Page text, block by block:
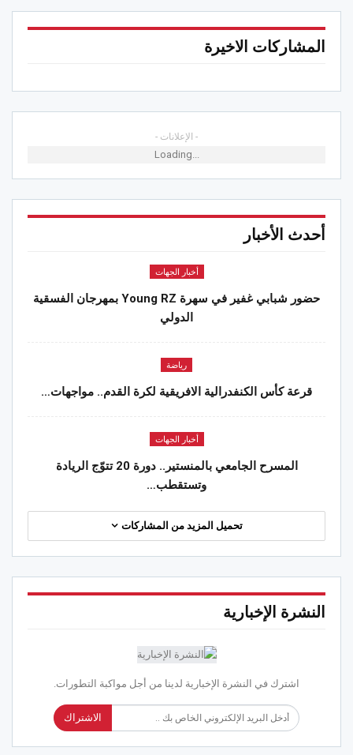
المشاركات الاخيرة
- الإعلانات -
Loading...
أحدث الأخبار
أخبار الجهات
حضور شبابي غفير في سهرة Young RZ بمهرجان الفسقية
الدولي
رياضة
قرعة كأس الكنفدرالية الافريقية لكرة القدم.. مواجهات…
أخبار الجهات
المسرح الجامعي بالمنستير.. دورة 20 تتوّج الريادة
وتستقطب…
تحميل المزيد من المشاركات
النشرة الإخبارية
اشترك في النشرة الإخبارية لدينا من أجل مواكبة التطورات.
الاشتراك